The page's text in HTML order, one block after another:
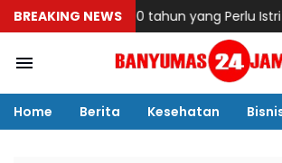
BREAKING NEWS
di Usia 40 tahun yang Perlu Istri Sadari
Home Berita Kesehatan